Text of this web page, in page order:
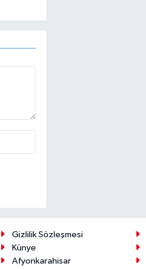
Gizlilik Sözleşmesi
Künye
Afyonkarahisar